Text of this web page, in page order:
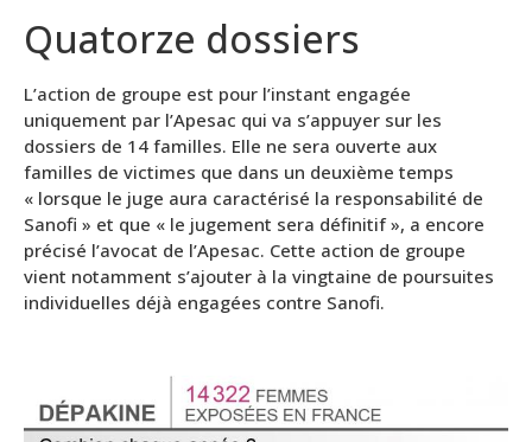
Quatorze dossiers
L’action de groupe est pour l’instant engagée
uniquement par l’Apesac qui va s’appuyer sur les
dossiers de 14 familles. Elle ne sera ouverte aux
familles de victimes que dans un deuxième temps
« lorsque le juge aura caractérisé la responsabilité de
Sanofi » et que « le jugement sera définitif », a encore
précisé l’avocat de l’Apesac. Cette action de groupe
vient notamment s’ajouter à la vingtaine de poursuites
individuelles déjà engagées contre Sanofi.